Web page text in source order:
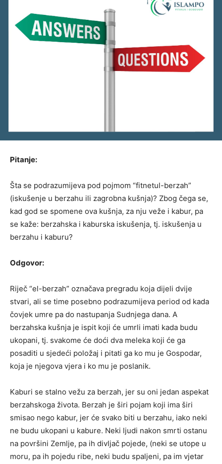
Pitanje:
Šta se podrazumijeva pod pojmom “fitnetul-berzah”
(iskušenje u berzahu ili zagrobna kušnja)? Zbog čega se,
kad god se spomene ova kušnja, za nju veže i kabur, pa
se kaže: berzahska i kaburska iskušenja, tj. iskušenja u
berzahu i kaburu?
Odgovor:
Riječ “el-berzah” označava pregradu koja dijeli dvije
stvari, ali se time posebno podrazumijeva period od kada
čovjek umre pa do nastupanja Sudnjega dana. A
berzahska kušnja je ispit koji će umrli imati kada budu
ukopani, tj. svakome će doći dva meleka koji će ga
posaditi u sjedeći položaj i pitati ga ko mu je Gospodar,
koja je njegova vjera i ko mu je poslanik.
Kaburi se stalno vežu za berzah, jer su oni jedan aspekat
berzahskoga života. Berzah je širi pojam koji ima širi
smisao nego kabur, jer će svako biti u berzahu, iako neki
ne budu ukopani u kabure. Neki ljudi nakon smrti ostanu
na površini Zemlje, pa ih divljač pojede, (neki se utope u
moru, pa ih pojedu ribe, neki budu spaljeni, pa im vjetar